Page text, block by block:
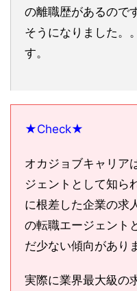
の離職歴があるので
そうになりました。
す。
★Check★
オカジョブキャリア
ジェントとして知ら
に根差した企業の求
の転職エージェント
だ少ない傾向があり
実際に業界最大級の